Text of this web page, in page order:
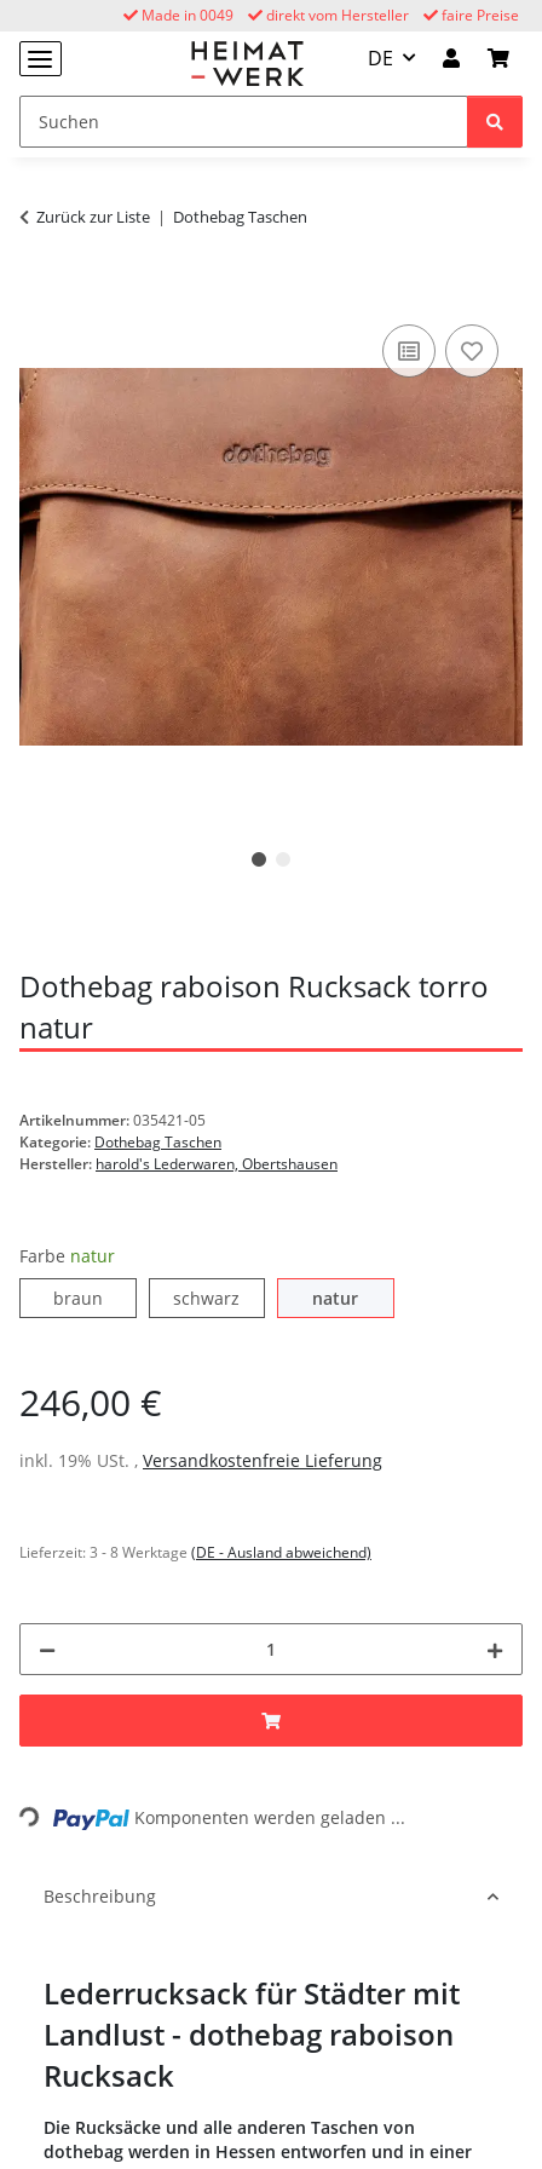
faire Preise
direkt vom Hersteller
Made in 0049
DE
Zurück zur Liste Dothebag Taschen
Dothebag raboison Rucksack torro
natur
Artikelnummer:035421-05
Kategorie: Dothebag Taschen
Hersteller: harold's Lederwaren, Obertshausen
Farbe natur
braunbraun schwarz naturnatur
246,00 €
inkl. 19% USt. , Versandkostenfreie Lieferung
Lieferzeit:3 - 8 Werktage (DE - Ausland abweichend)
Loading... Komponenten werden geladen ...
Beschreibung
Lederrucksack für Städter mit
Landlust - dothebag raboison
Rucksack
Die Rucksäcke und alle anderen Taschen von
dothebag werden in Hessen entworfen und in einer